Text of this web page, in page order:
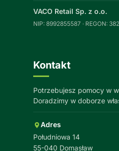
VACO Retail Sp. z o.o.
NIP: 8992855587 · REGON:
Kontakt
Potrzebujesz pomocy w
Doradzimy w doborze
Adres
Południowa 14
55-040 Domasław